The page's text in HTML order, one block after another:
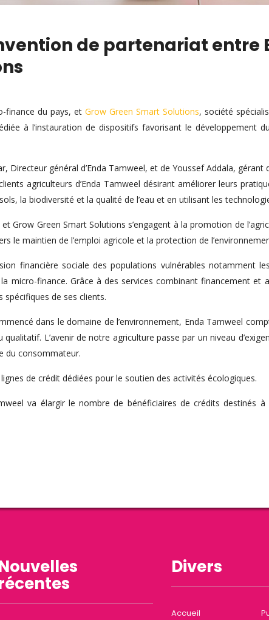
de partenariat entre
finance du pays, etGrow Green Smart Solutions, société
à l’instauration de dispositifs favorisant le développement
Directeur général d’Enda Tamweel, et de Youssef Addala,
agriculteurs d’Enda Tamweel désirant améliorer leurs
la biodiversité et la qualité de l’eau et en utilisant les
Grow Green Smart Solutions s’engagent à la promotion de
le maintien de l’emploi agricole et la protection de
financière sociale des populations vulnérables notamment
micro-finance. Grâce à des services combinant financement et
spécifiques de ses clients.
dans le domaine de l’environnement, Enda Tamweel
L’avenir de notre agriculture passe par un niveau
du consommateur.
de crédit dédiées pour le soutien des activités écologiques.
va élargir le nombre de bénéficiaires de crédits destinés
Divers
Accueil